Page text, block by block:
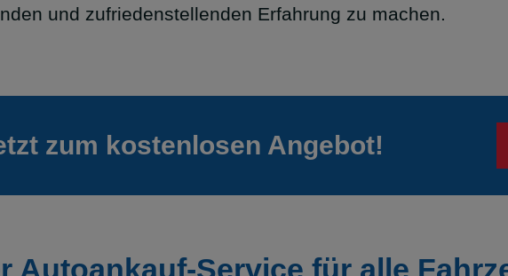
und zufriedenstellenden Erfahrung zu machen.
zum kostenlosen Angebot!
Autoankauf-Service für alle